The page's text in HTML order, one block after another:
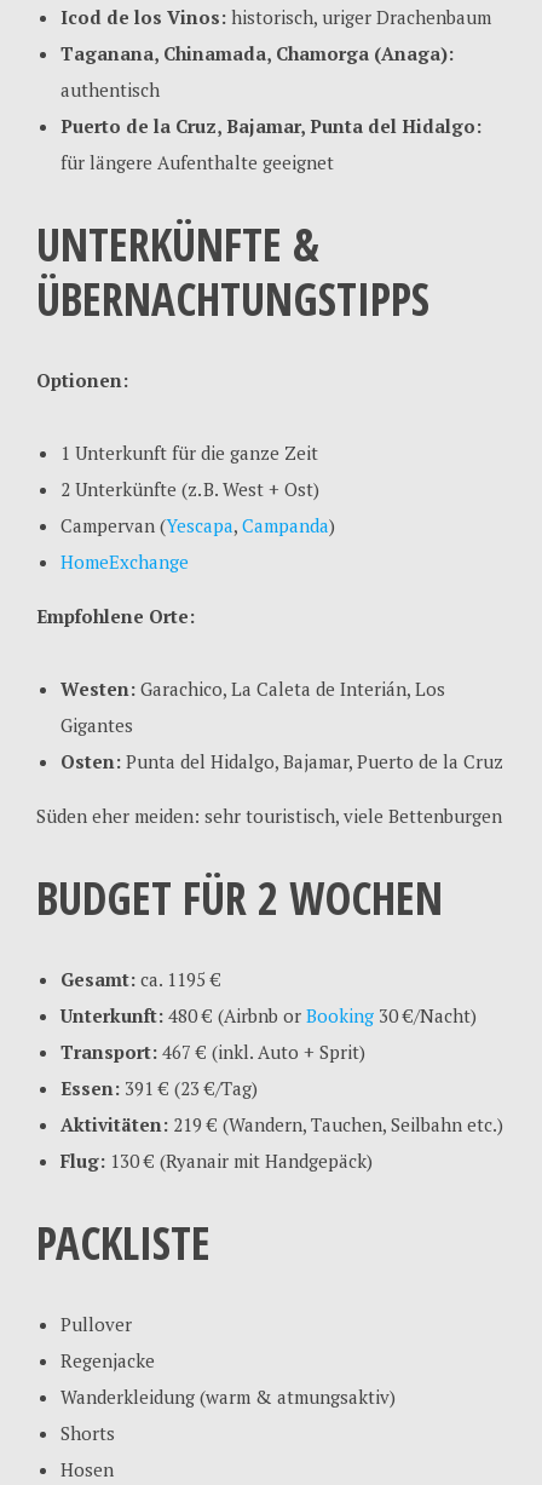
Icod de los Vinos:historisch, uriger Drachenbaum
Taganana, Chinamada, Chamorga (Anaga):
authentisch
Puerto de la Cruz, Bajamar, Punta del Hidalgo:
für längere Aufenthalte geeignet
UNTERKÜNFTE &
ÜBERNACHTUNGSTIPPS
Optionen:
1 Unterkunft für die ganze Zeit
2 Unterkünfte (z. B. West + Ost)
Campervan (Yescapa, Campanda)
HomeExchange
Empfohlene Orte:
Westen:Garachico, La Caleta de Interián, Los
Gigantes
Osten:Punta del Hidalgo, Bajamar, Puerto de la Cruz
Süden eher meiden: sehr touristisch, viele Bettenburgen
BUDGET FÜR 2 WOCHEN
Gesamt:ca. 1195 €
Unterkunft:480 € (Airbnb or Booking30 €/Nacht)
Transport:467 € (inkl. Auto + Sprit)
Essen:391 € (23 €/Tag)
Aktivitäten:219 € (Wandern, Tauchen, Seilbahn etc.)
Flug:130 € (Ryanair mit Handgepäck)
PACKLISTE
Pullover
Regenjacke
Wanderkleidung (warm & atmungsaktiv)
Shorts
Hosen